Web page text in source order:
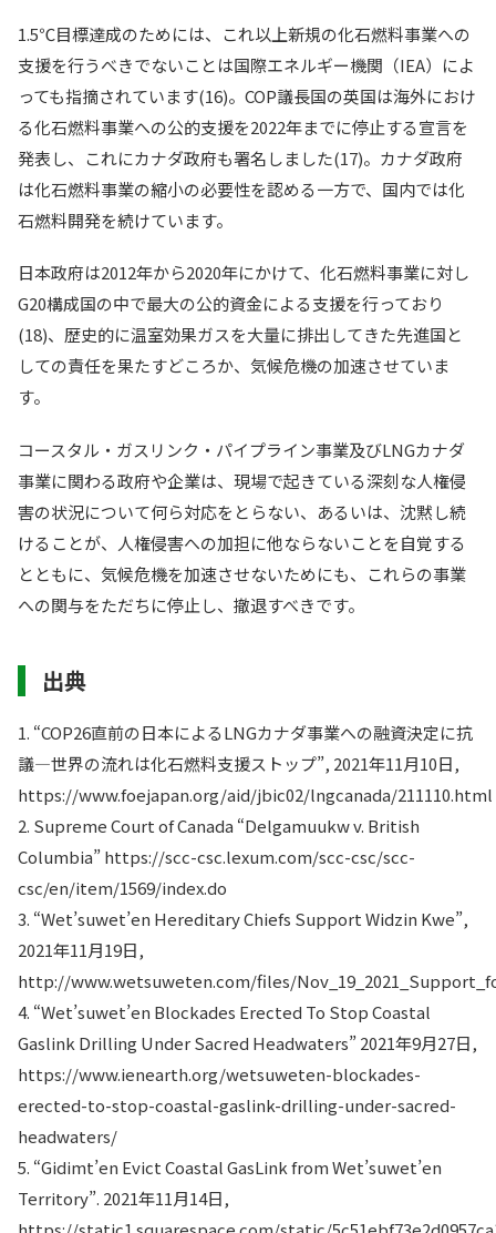
1.5℃目標達成のためには、これ以上新規の化石燃料事業への
支援を行うべきでないことは国際エネルギー機関（IEA）によ
っても指摘されています(16)。COP議長国の英国は海外におけ
る化石燃料事業への公的支援を2022年までに停止する宣言を
発表し、これにカナダ政府も署名しました(17)。カナダ政府
は化石燃料事業の縮小の必要性を認める一方で、国内では化
石燃料開発を続けています。
日本政府は2012年から2020年にかけて、化石燃料事業に対し
G20構成国の中で最大の公的資金による支援を行っており
(18)、歴史的に温室効果ガスを大量に排出してきた先進国と
しての責任を果たすどころか、気候危機の加速させていま
す。
コースタル・ガスリンク・パイプライン事業及びLNGカナダ
事業に関わる政府や企業は、現場で起きている深刻な人権侵
害の状況について何ら対応をとらない、あるいは、沈黙し続
けることが、人権侵害への加担に他ならないことを自覚する
とともに、気候危機を加速させないためにも、これらの事業
への関与をただちに停止し、撤退すべきです。
出典
1. “COP26直前の日本によるLNGカナダ事業への融資決定に抗
議―世界の流れは化石燃料支援ストップ”, 2021年11月10日,
https://www.foejapan.org/aid/jbic02/lngcanada/211110.html
2. Supreme Court of Canada “Delgamuukw v. British
Columbia” https://scc-csc.lexum.com/scc-csc/scc-
csc/en/item/1569/index.do
3. “Wet’suwet’en Hereditary Chiefs Support Widzin Kwe”,
2021年11月19日,
http://www.wetsuweten.com/files/
4. “Wet’suwet’en Blockades Erected To Stop Coastal
Gaslink Drilling Under Sacred Headwaters” 2021年9月27日,
https://www.ienearth.org/wetsuweten-blockades-
erected-to-stop-coastal-gaslink-drilling-under-sacred-
headwaters/
5. “Gidimt’en Evict Coastal GasLink from Wet’suwet’en
Territory”. 2021年11月14日,